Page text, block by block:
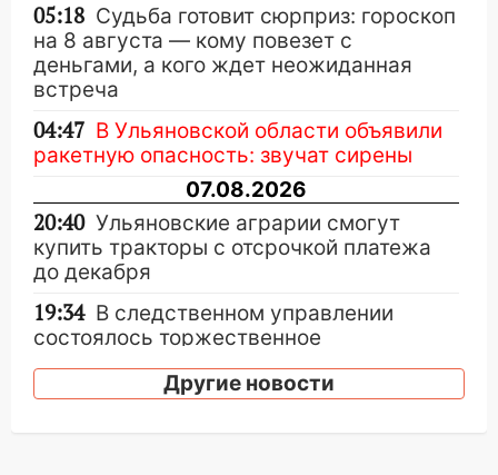
05:18 Судьба готовит сюрприз: гороскоп
на 8 августа — кому повезет с
деньгами, а кого ждет неожиданная
встреча
04:47 В Ульяновской области объявили
ракетную опасность: звучат сирены
07.08.2026
20:40 Ульяновские аграрии смогут
купить тракторы с отсрочкой платежа
до декабря
19:34 В следственном управлении
состоялось торжественное
мероприятие, приуроченное к
празднованию Дня сотрудника органов
Другие новости